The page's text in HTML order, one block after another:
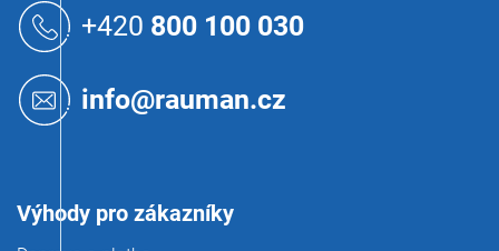
+420 800 100 030
info@rauman.cz
Výhody pro zákazníky